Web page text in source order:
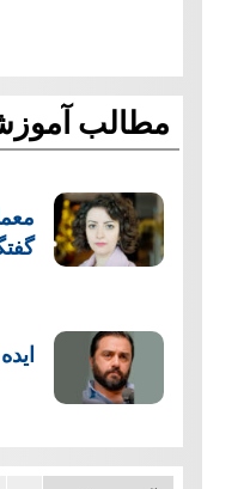
مطالب